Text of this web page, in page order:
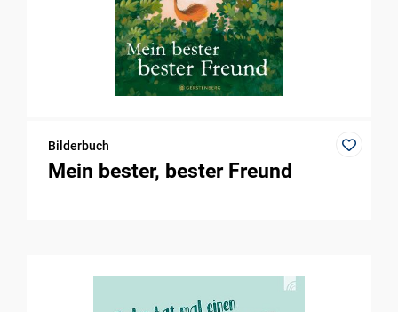
Bilderbuch
Mein bester, bester Freund